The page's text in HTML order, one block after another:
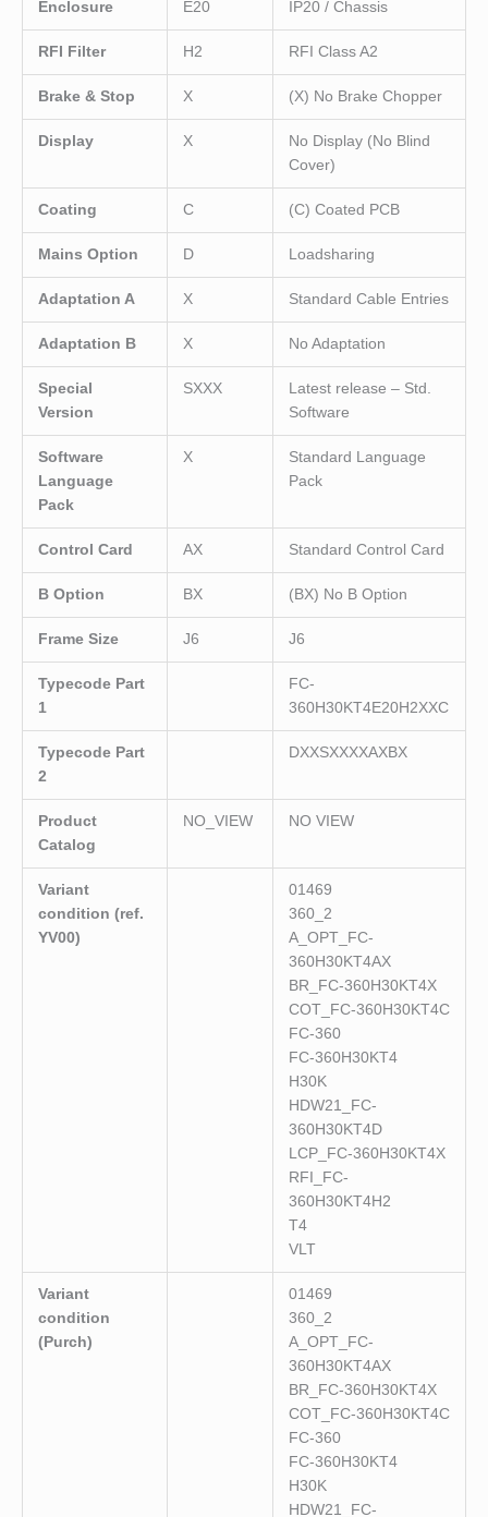
Enclosure E20 IP20 / Chassis
RFI Filter H2 RFI Class A2
Brake & Stop X (X) No Brake Chopper
Display X
No Display (No Blind
Cover)
Coating C (C) Coated PCB
Mains Option D Loadsharing
Adaptation A X Standard Cable Entries
Adaptation B X No Adaptation
Special
Version
SXXX
Latest release – Std.
Software
Software
Language
Pack
X
Standard Language
Pack
Control Card AX Standard Control Card
B Option BX (BX) No B Option
Frame Size J6 J6
Typecode Part
1
FC-
360H30KT4E20H2XXC
Typecode Part
2
DXXSXXXXAXBX
Product
Catalog
NO_VIEW NO VIEW
Variant
condition (ref.
YV00)
01469
360_2
A_OPT_FC-
360H30KT4AX
BR_FC-360H30KT4X
COT_FC-360H30KT4C
FC-360
FC-360H30KT4
H30K
HDW21_FC-
360H30KT4D
LCP_FC-360H30KT4X
RFI_FC-
360H30KT4H2
T4
VLT
Variant
condition
(Purch)
01469
360_2
A_OPT_FC-
360H30KT4AX
BR_FC-360H30KT4X
COT_FC-360H30KT4C
FC-360
FC-360H30KT4
H30K
HDW21_FC-